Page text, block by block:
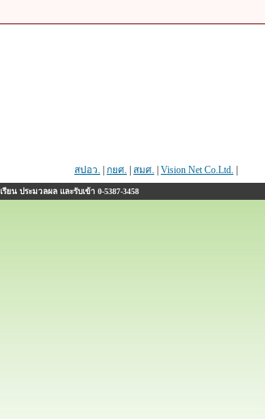
สปอว. กยศ. สมศ. Vision Net Co.Ltd.
ยน ประมวลผล และรับเข้า 0-5387-3458